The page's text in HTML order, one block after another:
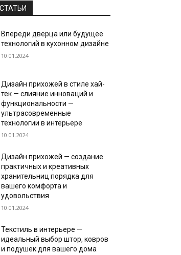
Впереди дверца или будущее
технологий в кухонном дизайне
10.01.2024
Дизайн прихожей в стиле хай-
тек — слияние инноваций и
функциональности —
ультрасовременные
технологии в интерьере
10.01.2024
Дизайн прихожей — создание
практичных и креативных
хранительниц порядка для
вашего комфорта и
удовольствия
10.01.2024
Текстиль в интерьере —
идеальный выбор штор, ковров
и подушек для вашего дома